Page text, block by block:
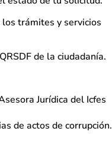
los trámites y servicios
de la ciudadanía.
Jurídica del Icfes
de actos de corrupción.